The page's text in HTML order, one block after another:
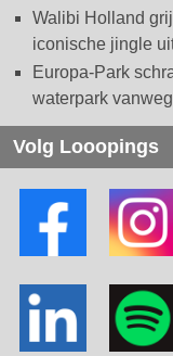
Walibi Holland
iconische jingle
Europa-Park
waterpark
Volg Looopings